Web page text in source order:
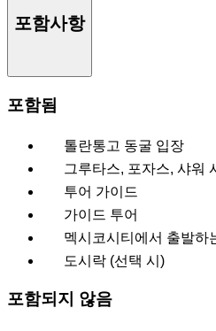
포함사항
포함됨
톨란통고 동굴 입장
그루타스, 포자스, 샤워
투어 가이드
가이드 투어
멕시코시티에서 출발하
도시락 (선택 시)
포함되지 않음